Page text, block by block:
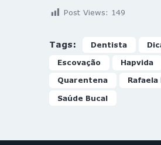
Post Views: 149
Tags: Dentista
Escovação Hapvida
Quarentena Rafaela
Saúde Bucal